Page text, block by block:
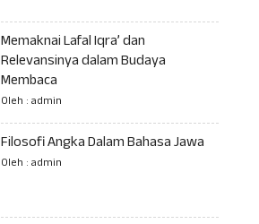
Memaknai Lafal Iqra’ dan
Relevansinya dalam Budaya
Membaca
Oleh : admin
Filosofi Angka Dalam Bahasa Jawa
Oleh : admin